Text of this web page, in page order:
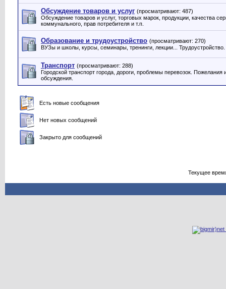
Обсуждение товаров и услуг (просматривают: 487)
Обсуждение товаров и услуг, торговых марок, продукции, качества
коммунального, прав потребителя и т.п.
Образование и трудоустройство (просматривают: 270)
ВУЗы и школы, курсы, семинары, тренинги, лекции... Трудоустройство.
Транспорт (просматривают: 288)
Городской транспорт города, дороги, проблемы перевозок. Пожелания
обсуждения.
Есть новые сообщения
Нет новых сообщений
Закрыто для сообщений
Текущее